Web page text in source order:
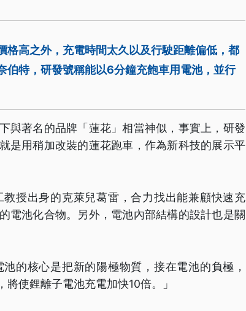
格高之外，充電時間太久以及行駛距離偏低，都
伯特，研發號稱能以6分鐘充飽車用電池，並行
與著名的品牌「蓮花」相當神似，事實上，研發
是用稍加改裝的蓮花跑車，作為新科技的展示平
授出身的克萊兒葛雷，合力找出能兼顧快速充
電池化合物。另外，電池內部結構的設計也是關
的核心是把新的陽極物質，接在電池的負極，
將使鋰離子電池充電加快10倍。」